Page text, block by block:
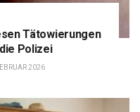
Tätowierungen
Polizei
2026